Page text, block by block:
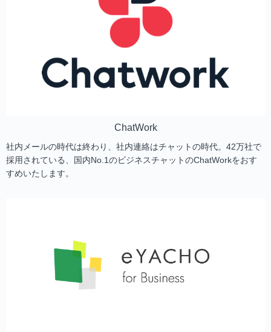
ChatWork
社内メールの時代は終わり、社内連絡はチャットの時代。42万社で
採用されている、国内No.1のビジネスチャットのChatWorkをおす
すめいたします。